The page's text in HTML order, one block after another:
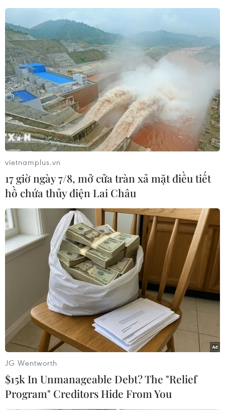
vietnamplus.vn
17 giờ ngày 7/8, mở cửa tràn xả mặt điều tiết
hồ chứa thủy điện Lai Châu
JG Wentworth
$15k In Unmanageable Debt? The "Relief
Program" Creditors Hide From You